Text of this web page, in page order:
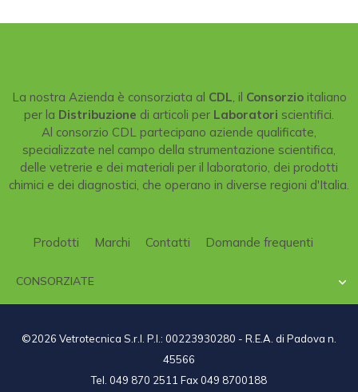
La nostra Azienda è consorziata al CDL, il Consorzioitaliano
per la Distribuzione di articoli per Laboratori scientifici.
Al consorzio CDL partecipano aziende qualificate,
specializzate nel campo della strumentazione scientifica,
delle vetrerie e dei materiali per il laboratorio, dei prodotti
chimici e dei diagnostici, che operano in diverse regioni d'Italia.
Prodotti Marchi Contatti Domande frequenti
CONSORZIATE 
©2026 Vetrotecnica S.r.l. P.I.: 00223930280 - R.E.A. di Padova n.
45566
Tel. 049 870 2511 Fax 049 8700188